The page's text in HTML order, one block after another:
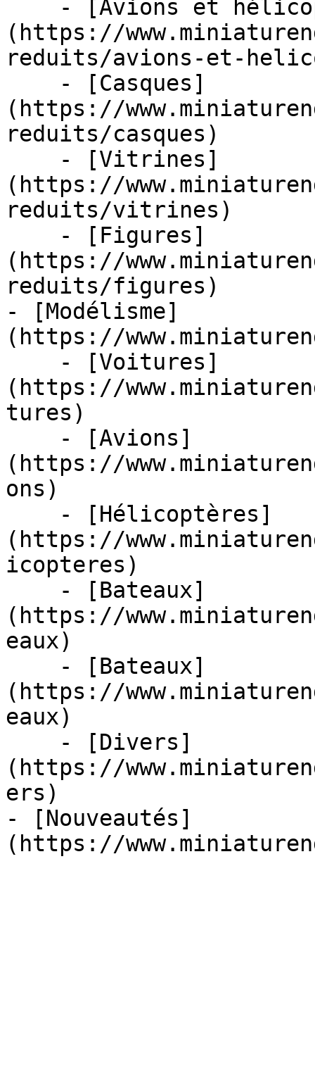
(https://
reduits/avions-et-
(https://
reduits/casques)
(https://
reduits/vitrines)
(https://
reduits/figures)
- [Modélisme]
(https://
(https://
tures)
(https://
ons)
(https://
icopteres)
(https://
eaux)
(https://
eaux)
(https://
ers)
- [Nouveautés]